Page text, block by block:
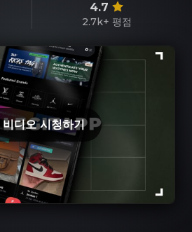
4.7
2.7k+ 평점
비디오 시청하기